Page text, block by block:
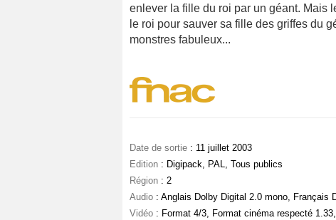
enlever la fille du roi par un géant. Mais
le roi pour sauver sa fille des griffes du
monstres fabuleux...
Date de sortie : 11 juillet 2003
Edition : Digipack, PAL, Tous publics
Région : 2
Audio : Anglais Dolby Digital 2.0 mono, Français
Vidéo : Format 4/3, Format cinéma respecté